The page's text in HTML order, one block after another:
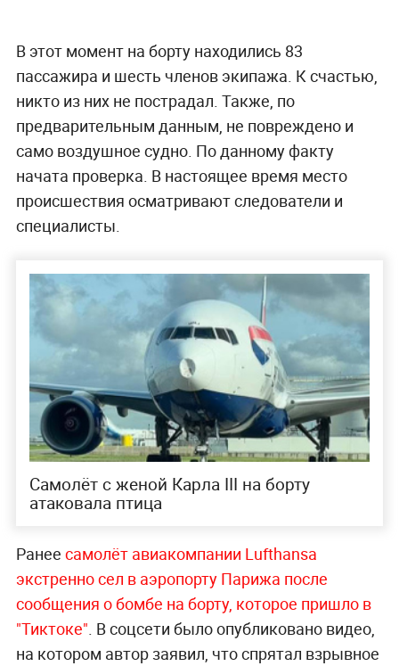
В этот момент на борту находились 83
пассажира и шесть членов экипажа. К счастью,
никто из них не пострадал. Также, по
предварительным данным, не повреждено и
само воздушное судно. По данному факту
начата проверка. В настоящее время место
происшествия осматривают следователи и
специалисты.
Самолёт с женой Карла III на борту
атаковала птица
Ранее самолёт авиакомпании Lufthansa
экстренно сел в аэропорту Парижа после
сообщения о бомбе на борту, которое пришло в
"Тиктоке". В соцсети было опубликовано видео,
на котором автор заявил, что спрятал взрывное